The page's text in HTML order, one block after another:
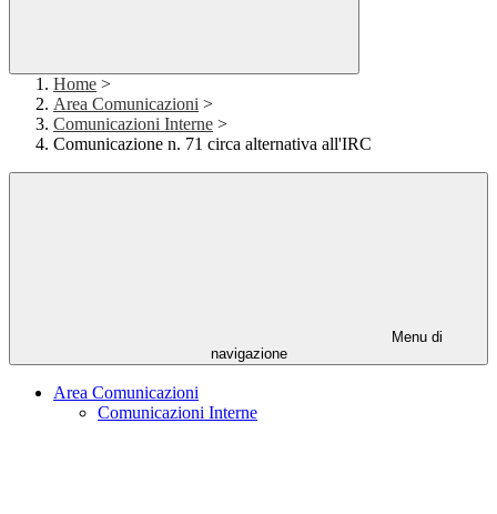
Home >
Area Comunicazioni >
Comunicazioni Interne >
Comunicazione n. 71 circa alternativa all'IRC
Menu di
navigazione
Area Comunicazioni
Comunicazioni Interne